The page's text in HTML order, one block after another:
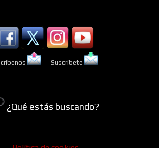
Suscríbete
¿Qué estás buscando?